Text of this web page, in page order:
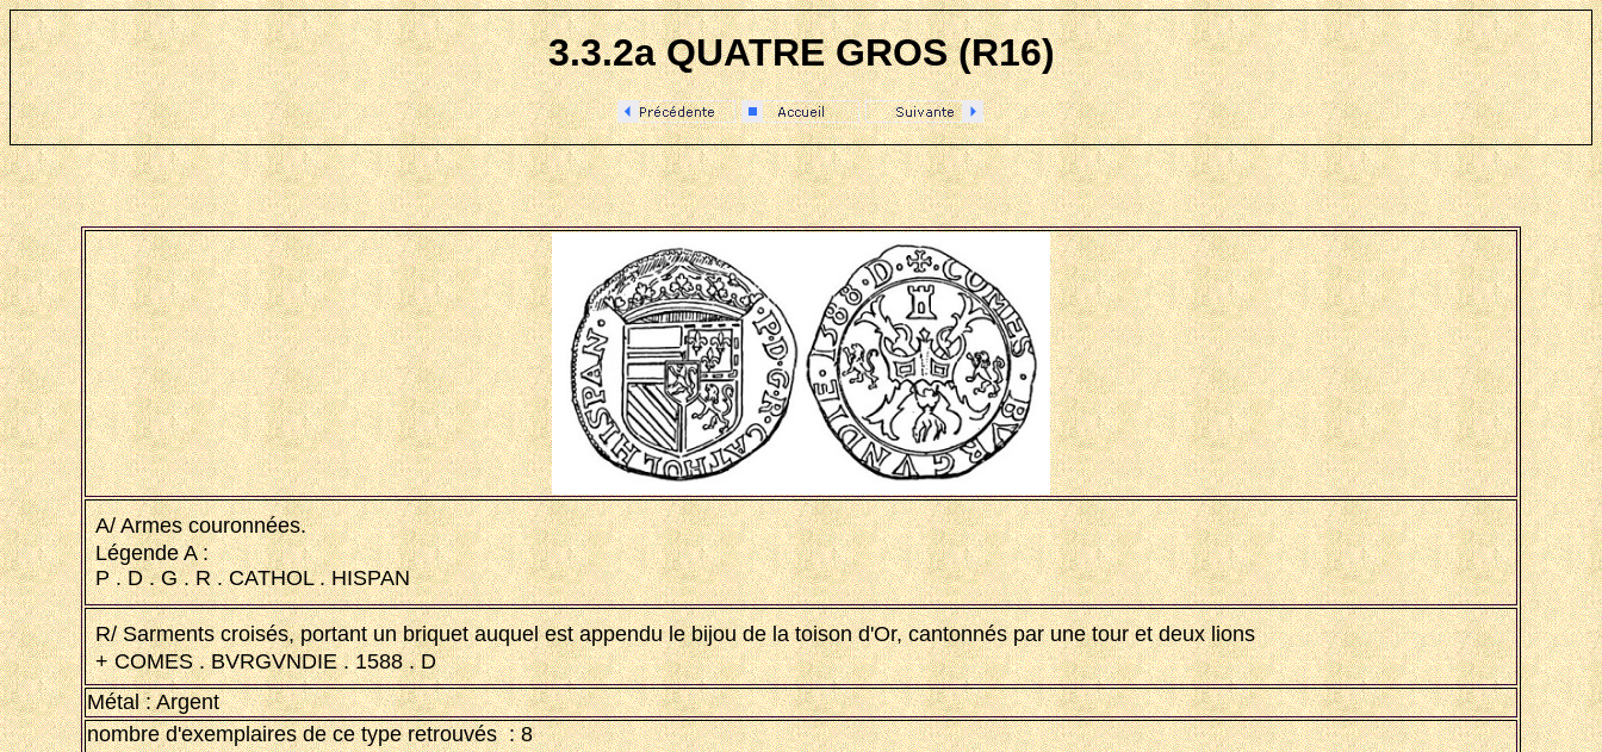
3.3.2a QUATRE GROS (R16)
A/ Armes couronnées.
Légende A :
P . D . G . R . CATHOL . HISPAN
R/ Sarments croisés, portant un briquet auquel est appendu le bijou de la toison d'Or, cantonnés par une tour et deux lions
+ COMES . BVRGVNDIE . 1588 . D
Métal : Argent
nombre d'exemplaires de ce type retrouvés : 8